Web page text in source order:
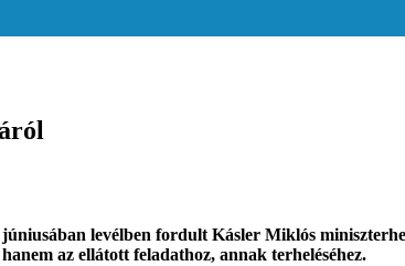
levélben fordult Kásler Miklós
az ellátott feladathoz, annak terheléséhez.